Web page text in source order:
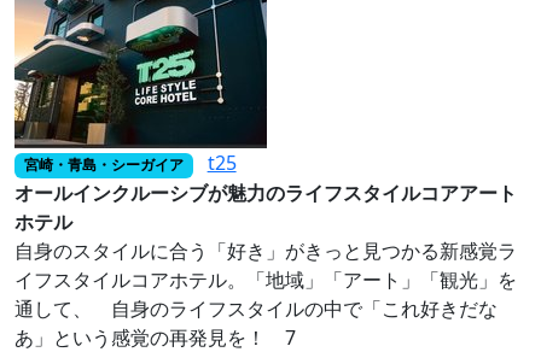
宮崎・青島・シーガイア
t25
オールインクルーシブが魅力のライフスタイルコアアート
ホテル
自身のスタイルに合う「好き」がきっと見つかる新感覚ラ
イフスタイルコアホテル。「地域」「アート」「観光」を
通して、 自身のライフスタイルの中で「これ好きだな
あ」という感覚の再発見を！ 7